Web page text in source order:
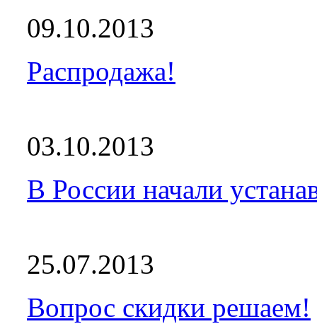
09.10.2013
Распродажа!
03.10.2013
В России начали
25.07.2013
Вопрос скидки решаем!